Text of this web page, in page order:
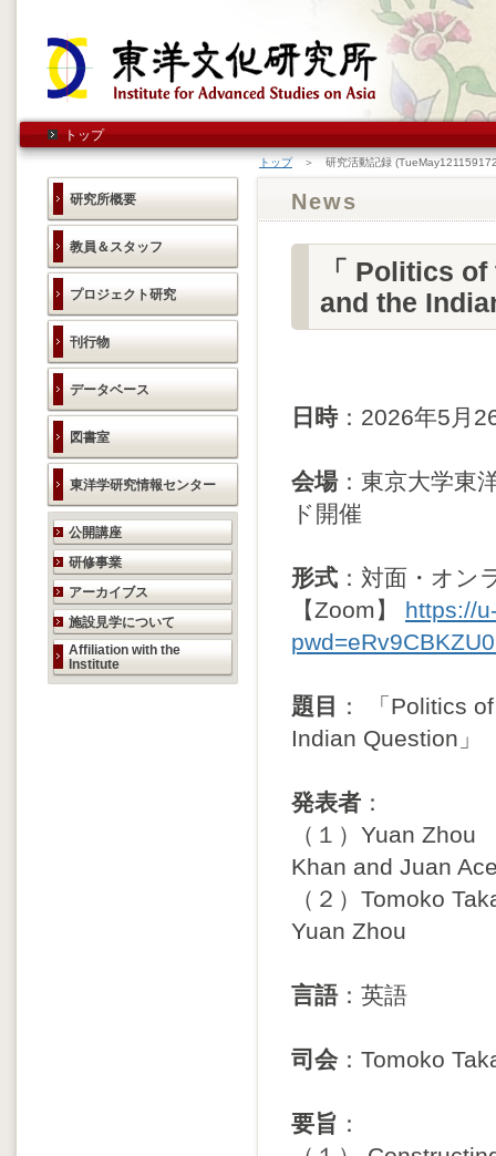
トップ
研究所概要
教員＆スタッフ
プロジェクト研究
刊行物
データベース
図書室
東洋学研究情報センター
研究活動のご案内
公開講座
研修事業
アーカイブス
施設見学について
Affiliation with the
Institute
トップ＞ 研究活動記録
News
「 Politics
and the
日時：2026年5月
会場：東京大学東
ド開催
形式 ：対面・オン
【Zoom】 https://
題目 ： 「Politics
Indian Question」
発表者 ：
（１）Yuan
Khan and Juan
（２）Tomoko
Yuan Zhou
言語：英語
司会：Tomoko
要旨 ：